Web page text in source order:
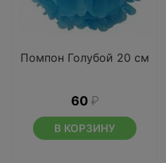
Помпон Голубой 20 см
60 ₽
В КОРЗИНУ